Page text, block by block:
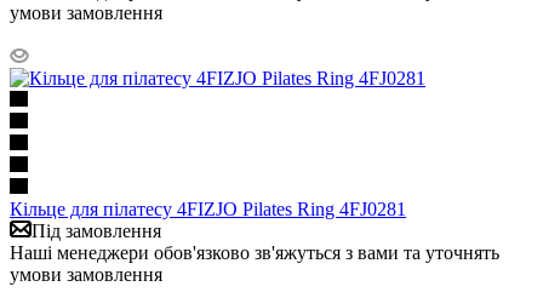
умови замовлення
Кільце для пілатесу 4FIZJO Pilates Ring 4FJ0281
Під замовлення
Наші менеджери обов'язково зв'яжуться з вами та уточнять
умови замовлення